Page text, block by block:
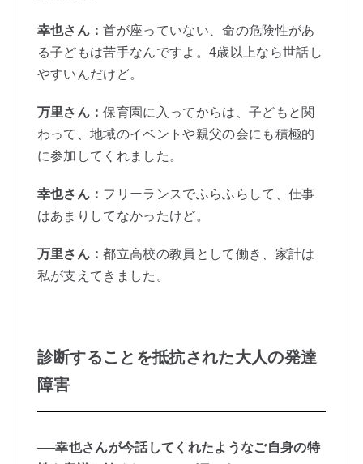
幸也さん：首が座っていない、命の危険性があ
る子どもは苦手なんですよ。4歳以上なら世話し
やすいんだけど。
万里さん：保育園に入ってからは、子どもと関
わって、地域のイベントや親父の会にも積極的
に参加してくれました。
幸也さん： フリーランスでふらふらして、仕事
はあまりしてなかったけど。
万里さん：都立高校の教員として働き、家計は
私が支えてきました。
診断することを抵抗された大人の発達
障害
──幸也さんが今話してくれたようなご自身の特